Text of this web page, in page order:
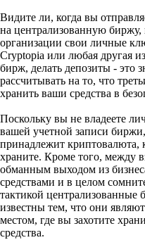
Видите ли, когда вы
на централизованную биржу,
организации свои личные
Cryptopia или любая другая
бирж, делать депозиты - это
рассчитывать на то, что
хранить ваши средства в
Поскольку вы не владеете
вашей учетной записи
принадлежит криптовалюта,
храните. Кроме того, между
обманным выходом из
средствами и в целом
тактикой централизованные
известны тем, что они
местом, где вы захотите
средства.